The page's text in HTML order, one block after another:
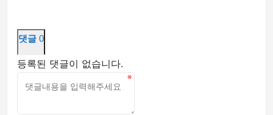
댓글 0
등록된 댓글이 없습니다.